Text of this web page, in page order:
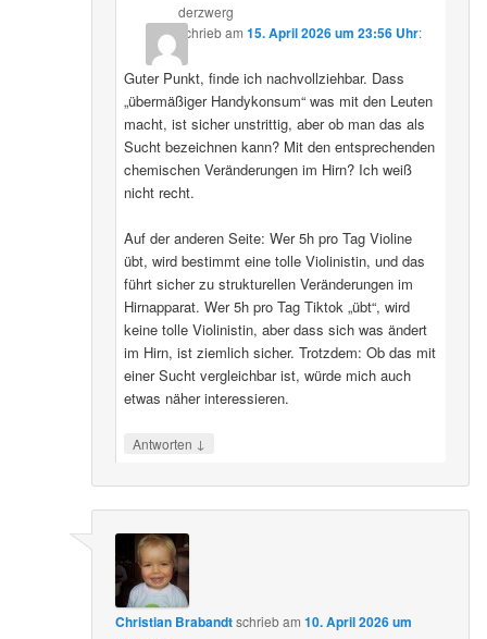
derzwerg
schriebam 15. April 2026 um 23:56 Uhr:
Guter Punkt, finde ich nachvollziehbar. Dass
„übermäßiger Handykonsum“ was mit den Leuten
macht, ist sicher unstrittig, aber ob man das als
Sucht bezeichnen kann? Mit den entsprechenden
chemischen Veränderungen im Hirn? Ich weiß
nicht recht.
Auf der anderen Seite: Wer 5h pro Tag Violine
übt, wird bestimmt eine tolle Violinistin, und das
führt sicher zu strukturellen Veränderungen im
Hirnapparat. Wer 5h pro Tag Tiktok „übt“, wird
keine tolle Violinistin, aber dass sich was ändert
im Hirn, ist ziemlich sicher. Trotzdem: Ob das mit
einer Sucht vergleichbar ist, würde mich auch
etwas näher interessieren.
Antworten ↓
Christian Brabandtschriebam10. April 2026 um